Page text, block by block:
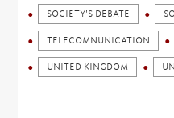
SOCIETY'S DEBATE
TELECOMNUNICATION
UNITED KINGDOM